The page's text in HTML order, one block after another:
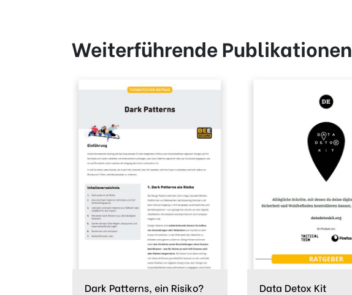
Weiterführende Publikationen
Dark Patterns, ein Risiko?
Data Detox Kit